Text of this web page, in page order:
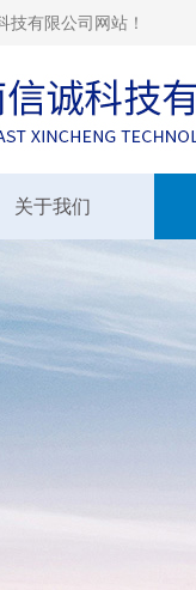
技有限公司网站！
关于我们